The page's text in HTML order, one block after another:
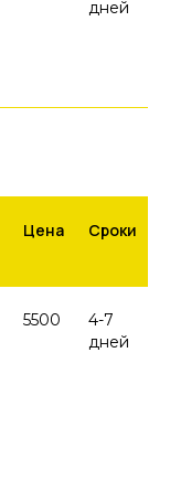
дней
Цена Сроки
5500
4-7
дней